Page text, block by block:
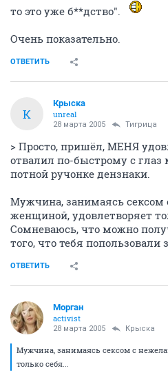
то это уже б**дство".
Очень показательно.
ОТВЕТИТЬ
К
Крыска
unreal
28 марта 2005 Тигрица
> Просто, пришёл, МЕНЯ
отвалил по-быстрому с глаз
потной ручонке дензнаки.
Мужчина, занимаясь сексом
женщиной, удовлетворяет
Сомневаюсь, что можно
того, что тебя попользовали
ОТВЕТИТЬ
Морган
activist
28 марта 2005 Крыска
Мужчина, занимаясь сексом с
только себя...